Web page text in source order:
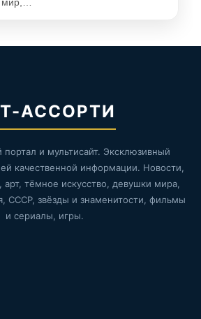
мир,…
АССОРТИ
и мультисайт. Эксклюзивный
качественной информации. Новости,
тёмное искусство, девушки мира,
СССР, звёзды и знаменитости, фильмы
и сериалы, игры.